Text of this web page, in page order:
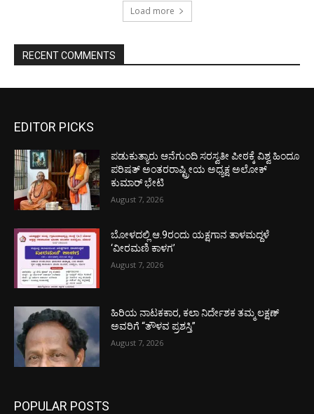
Load more
RECENT COMMENTS
EDITOR PICKS
ಪಡುಕುತ್ಯಾರು ಆನೆಗುಂದಿ ಸರಸ್ವತೀ ಪೀಠಕ್ಕೆ ವಿಶ್ವ ಹಿಂದೂ
ಪರಿಷತ್ ಅಂತರರಾಷ್ಟ್ರೀಯ ಅಧ್ಯಕ್ಷ ಅಲೋಕ್
ಕುಮಾರ್ ಭೇಟಿ
August 7, 2026
ಬೋಳದಲ್ಲಿ ಆ.9ರಂದು ಯಕ್ಷಗಾನ ತಾಳಮದ್ದಳೆ
‘ವೀರಮಣಿ ಕಾಳಗ’
August 7, 2026
ಹಿರಿಯ ನಾಟಕಕಾರ, ಕಲಾ ನಿರ್ದೇಶಕ ತಮ್ಮ ಲಕ್ಷಣ್
ಅವರಿಗೆ “ತೌಳವ ಪ್ರಶಸ್ತಿ”
August 7, 2026
POPULAR POSTS